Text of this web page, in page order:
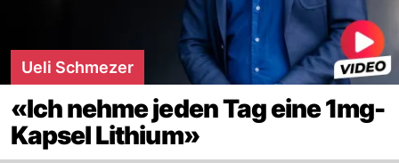
Ueli Schmezer
«Ich nehme jeden Tag eine 1mg-
Kapsel Lithium»